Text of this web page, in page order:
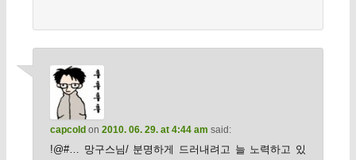
capcoldon 2010. 06. 29. at 4:44 am said:
!@#… 망구스님/ 분명하게 드러내려고 늘 노력하고 있